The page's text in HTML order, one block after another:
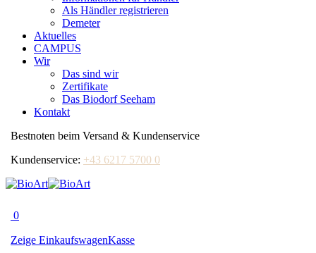
Als Händler registrieren
Demeter
Aktuelles
CAMPUS
Wir
Das sind wir
Zertifikate
Das Biodorf Seeham
Kontakt
Bestnoten beim Versand & Kundenservice
Kundenservice: +43 6217 5700 0
0
Zeige EinkaufswagenKasse